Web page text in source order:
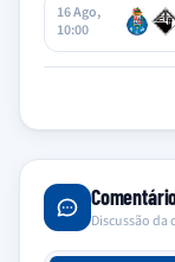
16 Ago,
10:00
Discussão